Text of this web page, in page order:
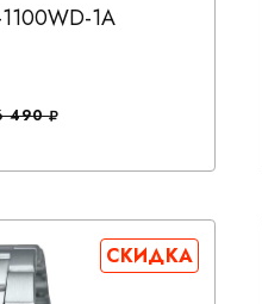
1A
490
СКИДКА